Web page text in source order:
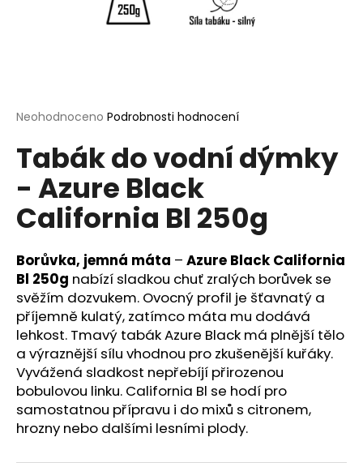
Průměrné
produktu
z
5
hvězdiček.
Neohodnoceno Podrobnosti hodnocení
Tabák do vodní dýmky
- Azure Black
California Bl 250g
Borůvka, jemná máta – Azure Black California
Bl 250g nabízí sladkou chuť zralých borůvek se
svěžím dozvukem. Ovocný profil je šťavnatý a
příjemně kulatý, zatímco máta mu dodává
lehkost. Tmavý tabák Azure Black má plnější tělo
a výraznější sílu vhodnou pro zkušenější kuřáky.
Vyvážená sladkost nepřebíjí přirozenou
bobulovou linku. California Bl se hodí pro
samostatnou přípravu i do mixů s citronem,
hrozny nebo dalšími lesními plody.
HLEDAT
D
o
p
o
r
u
č
u
j
e
m